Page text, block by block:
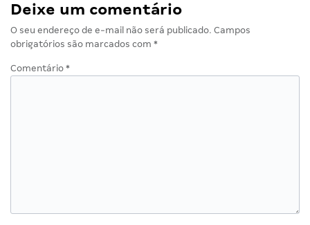
Deixe um comentário
O seu endereço de e-mail não será publicado. Campos
obrigatórios são marcados com *
Comentário *